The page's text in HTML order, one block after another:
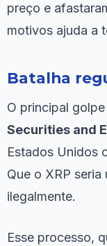
preço e
motivos ajuda a
Batalha
O principal
Securities and
Estados Unidos
Que o XRP
ilegalmente.
Esse processo,